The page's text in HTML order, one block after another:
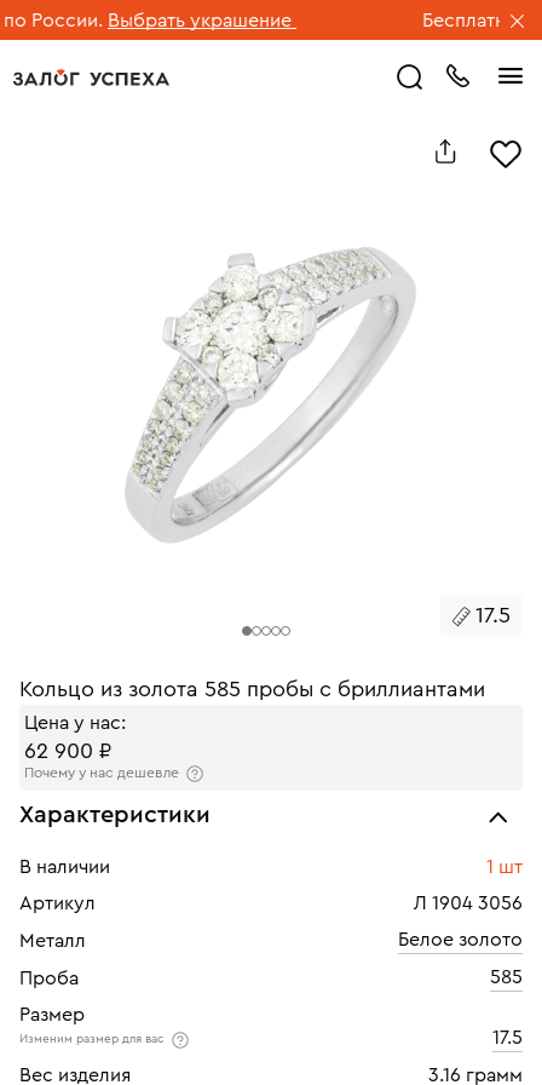
России. Выбрать украшение Бесплатная
17.5
Кольцо из золота 585 пробы с бриллиантами
Цена у нас:
62 900 ₽
Почему у нас дешевле
Характеристики
В наличии
1 шт
Артикул
Л 1904 3056
Металл
Белое золото
Проба
585
Размер
Изменим размер для вас
17.5
Вес изделия
3.16 грамм